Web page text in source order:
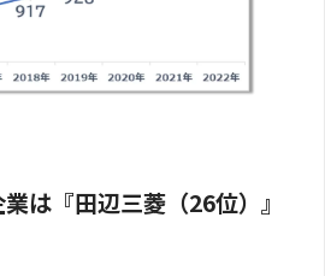
は『田辺三菱（26位）』